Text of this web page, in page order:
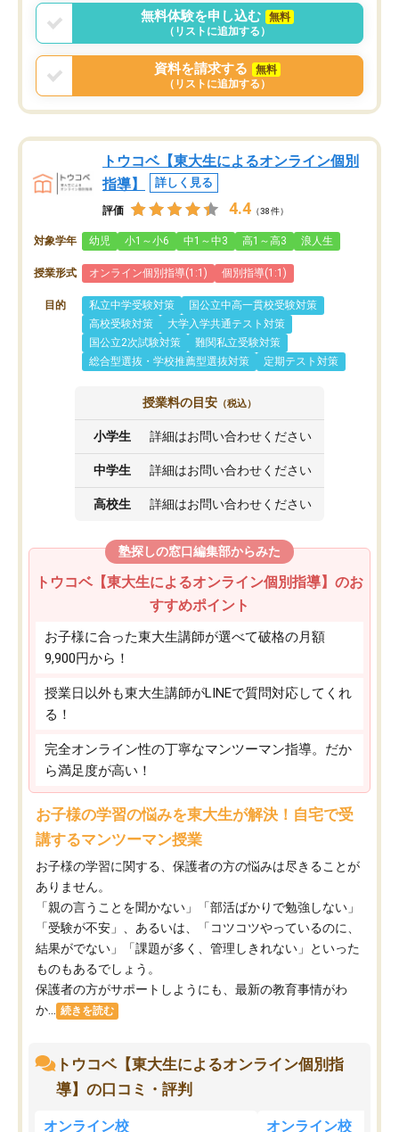
無料体験を申し込む
無料
（リストに追加する）
資料を請求する
無料
（リストに追加する）
トウコベ【東大生によるオンライン個別
指導】
詳しく見る
評価 4.4 （38件）
対象学年 幼児 小1～小6 中1～中3 高1～高3 浪人生
授業形式 オンライン個別指導(1:1) 個別指導(1:1)
目的 私立中学受験対策
国公立中高一貫校受験対策
高校受験対策
大学入学共通テスト対策
国公立2次試験対策
難関私立受験対策
総合型選抜・学校推薦型選抜対策
定期テスト対策
授業料の目安 （税込）
小学生 詳細はお問い合わせください
中学生 詳細はお問い合わせください
高校生 詳細はお問い合わせください
塾探しの窓口編集部からみた
トウコベ【東大生によるオンライン個別指導】のお
すすめポイント
お子様に合った東大生講師が選べて破格の月額
9,900円から！
授業日以外も東大生講師がLINEで質問対応してくれ
る！
完全オンライン性の丁寧なマンツーマン指導。だか
ら満足度が高い！
お子様の学習の悩みを東大生が解決！自宅で受
講するマンツーマン授業
お子様の学習に関する、保護者の方の悩みは尽きることが
ありません。
「親の言うことを聞かない」「部活ばかりで勉強しない」
「受験が不安」、あるいは、「コツコツやっているのに、
結果がでない」「課題が多く、管理しきれない」といった
ものもあるでしょう。
保護者の方がサポートしようにも、最新の教育事情がわ
か...
続きを読む
トウコベ【東大生によるオンライン個別指
導】の口コミ・評判
オンライン校 オンライン校